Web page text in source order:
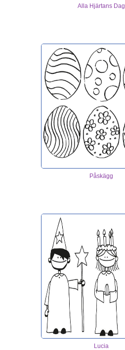
Alla Hjärtans Dag
Påskägg
Lucia